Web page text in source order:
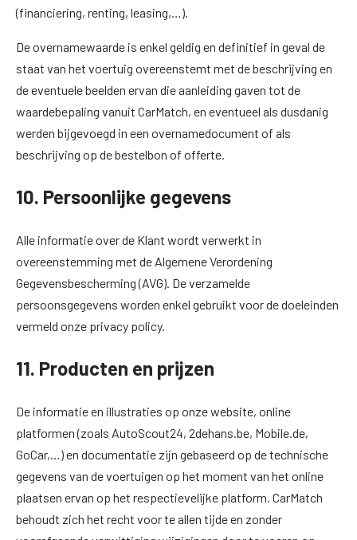
(financiering, renting, leasing,…).
De overnamewaarde is enkel geldig en definitief in geval de
staat van het voertuig overeenstemt met de beschrijving en
de eventuele beelden ervan die aanleiding gaven tot de
waardebepaling vanuit CarMatch, en eventueel als dusdanig
werden bijgevoegd in een overnamedocument of als
beschrijving op de bestelbon of offerte.
10. Persoonlijke gegevens
Alle informatie over de Klant wordt verwerkt in
overeenstemming met de Algemene Verordening
Gegevensbescherming (AVG). De verzamelde
persoonsgegevens worden enkel gebruikt voor de doeleinden
vermeld onze privacy policy.
11. Producten en prijzen
De informatie en illustraties op onze website, online
platformen (zoals AutoScout24, 2dehans.be, Mobile.de,
GoCar,…) en documentatie zijn gebaseerd op de technische
gegevens van de voertuigen op het moment van het online
plaatsen ervan op het respectievelijke platform. CarMatch
behoudt zich het recht voor te allen tijde en zonder